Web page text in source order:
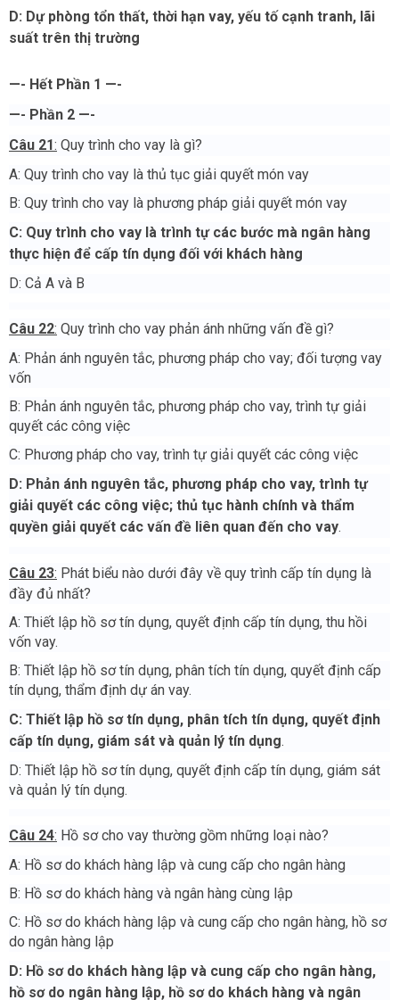
D: Dự phòng tổn thất, thời hạn vay, yếu tố cạnh tranh, lãi
suất trên thị trường
—- Hết Phần 1 —-
—- Phần 2 —-
Câu 21: Quy trình cho vay là gì?
A: Quy trình cho vay là thủ tục giải quyết món vay
B: Quy trình cho vay là phương pháp giải quyết món vay
C: Quy trình cho vay là trình tự các bước mà ngân hàng
thực hiện để cấp tín dụng đối với khách hàng
D: Cả A và B
Câu 22: Quy trình cho vay phản ánh những vấn đề gì?
A: Phản ánh nguyên tắc, phương pháp cho vay; đối tượng vay
vốn
B: Phản ánh nguyên tắc, phương pháp cho vay, trình tự giải
quyết các công việc
C: Phương pháp cho vay, trình tự giải quyết các công việc
D: Phản ánh nguyên tắc, phương pháp cho vay, trình tự
giải quyết các công việc; thủ tục hành chính và thẩm
quyền giải quyết các vấn đề liên quan đến cho vay.
Câu 23: Phát biểu nào dưới đây về quy trình cấp tín dụng là
đầy đủ nhất?
A: Thiết lập hồ sơ tín dụng, quyết định cấp tín dụng, thu hồi
vốn vay.
B: Thiết lập hồ sơ tín dụng, phân tích tín dụng, quyết định cấp
tín dụng, thẩm định dự án vay.
C: Thiết lập hồ sơ tín dụng, phân tích tín dụng, quyết định
cấp tín dụng, giám sát và quản lý tín dụng.
D: Thiết lập hồ sơ tín dụng, quyết định cấp tín dụng, giám sát
và quản lý tín dụng.
Câu 24: Hồ sơ cho vay thường gồm những loại nào?
A: Hồ sơ do khách hàng lập và cung cấp cho ngân hàng
B: Hồ sơ do khách hàng và ngân hàng cùng lập
C: Hồ sơ do khách hàng lập và cung cấp cho ngân hàng, hồ sơ
do ngân hàng lập
D: Hồ sơ do khách hàng lập và cung cấp cho ngân hàng,
hồ sơ do ngân hàng lập, hồ sơ do khách hàng và ngân